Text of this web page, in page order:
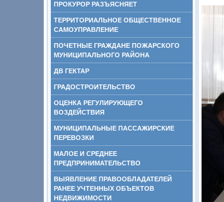
ПРОКУРОР РАЗЪЯСНЯЕТ
ТЕРРИТОРИАЛЬНОЕ ОБЩЕСТВЕННОЕ
САМОУПРАВЛЕНИЕ
ПОЧЕТНЫЕ ГРАЖДАНЕ ПОЖАРСКОГО
МУНИЦИПАЛЬНОГО РАЙОНА
ДВ ГЕКТАР
ГРАДОСТРОИТЕЛЬСТВО
ОЦЕНКА РЕГУЛИРУЮЩЕГО
ВОЗДЕЙСТВИЯ
МУНИЦИПАЛЬНЫЕ ПАССАЖИРСКИЕ
ПЕРЕВОЗКИ
МАЛОЕ И СРЕДНЕЕ
ПРЕДПРИНИМАТЕЛЬСТВО
ВЫЯВЛЕНИЕ ПРАВООБЛАДАТЕЛЕЙ
РАНЕЕ УЧТЕННЫХ ОБЪЕКТОВ
НЕДВИЖИМОСТИ